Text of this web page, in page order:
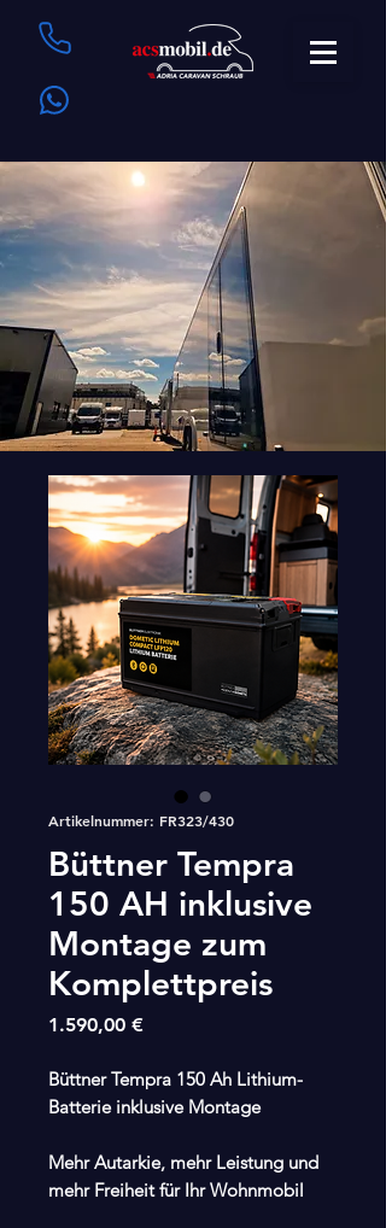
Artikelnummer: FR323/430
Büttner Tempra
150 AH inklusive
Montage zum
Komplettpreis
1.590,00 €Preis
Büttner Tempra 150 Ah Lithium-
Batterie inklusive Montage
Mehr Autarkie, mehr Leistung und
mehr Freiheit für Ihr Wohnmobil